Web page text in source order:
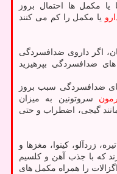
مکمل ها احتمال بروز
یا مکمل را کم می کنند
اگر داروی ضدافسردگی
ضدافسردگی بپرهیزید
ضدافسردگی سبب بروز
سروتونین به میزان
گیجی، اضطراب و حتی
زردآلو، کینوا، مغزها و
که با جذب آهن و کلسیم
را همراه مکمل های